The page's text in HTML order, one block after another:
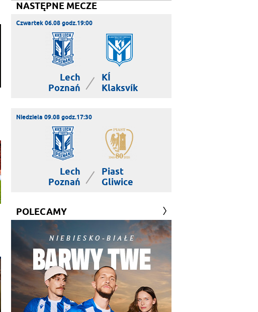
NASTĘPNE MECZE
Czwartek 06.08 godz.19:00
Lech
Poznań
|
KÍ
Klaksvík
Niedziela 09.08 godz.17:30
Lech
Poznań
|
Piast
Gliwice
POLECAMY